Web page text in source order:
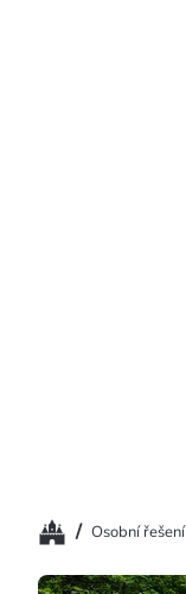
Domů/ Osobní řešení